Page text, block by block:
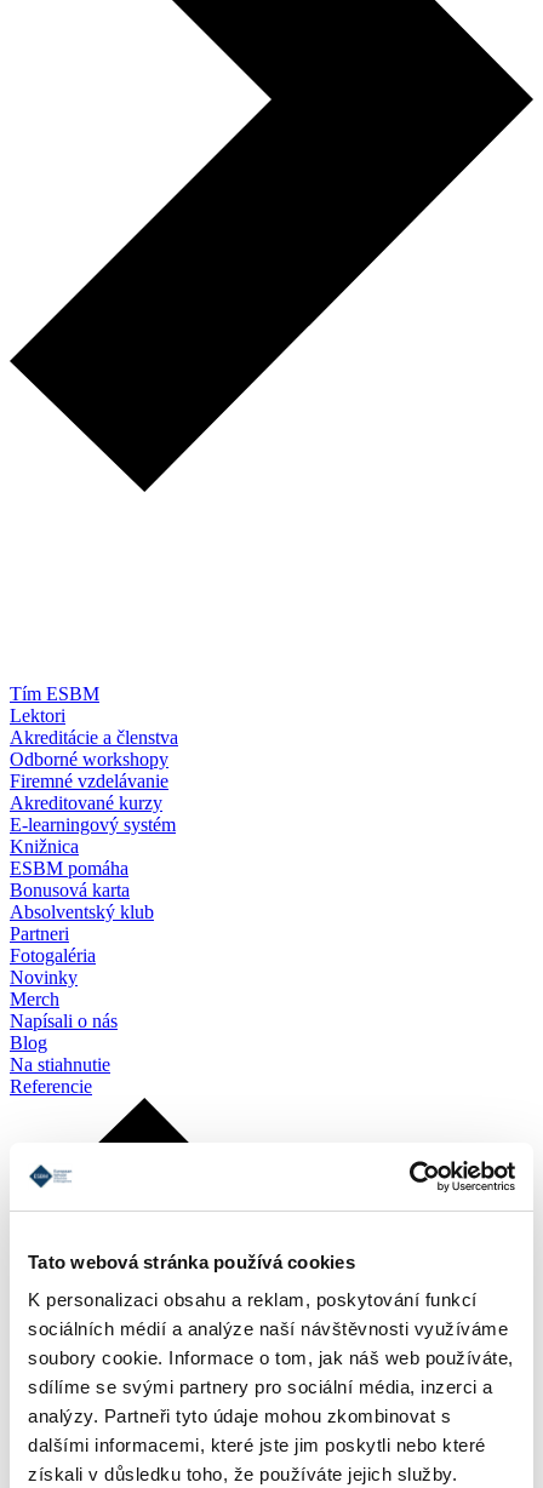
Tato webová stránka používá cookies
K personalizaci obsahu a reklam, poskytování funkcí
sociálních médií a analýze naší návštěvnosti využíváme
soubory cookie. Informace o tom, jak náš web používáte,
sdílíme se svými partnery pro sociální média, inzerci a
analýzy. Partneři tyto údaje mohou zkombinovat s
dalšími informacemi, které jste jim poskytli nebo které
získali v důsledku toho, že používáte jejich služby.
Tím ESBM
Lektori
Akreditácie a členstva
Odborné workshopy
Firemné vzdelávanie
Akreditované kurzy
E-learningový systém
Knižnica
ESBM pomáha
Bonusová karta
Absolventský klub
Partneri
Fotogaléria
Novinky
Merch
Napísali o nás
Blog
Na stiahnutie
Referencie